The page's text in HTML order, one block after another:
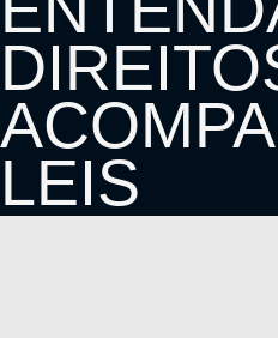
LEIS